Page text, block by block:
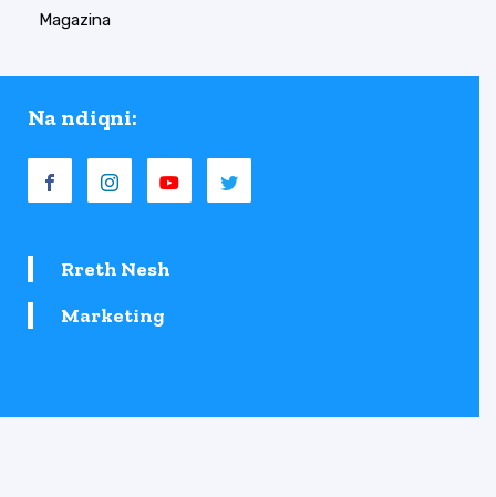
Magazina
Na ndiqni:
Rreth Nesh
Marketing